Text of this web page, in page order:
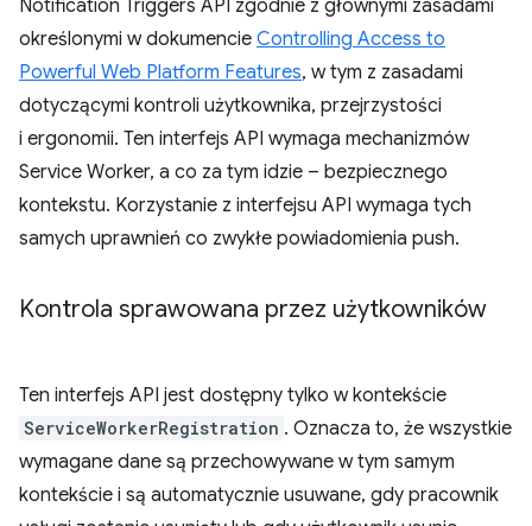
Notification Triggers API zgodnie z głównymi zasadami
określonymi w dokumencie Controlling Access to
Powerful Web Platform Features, w tym z zasadami
dotyczącymi kontroli użytkownika, przejrzystości
i ergonomii. Ten interfejs API wymaga mechanizmów
Service Worker, a co za tym idzie – bezpiecznego
kontekstu. Korzystanie z interfejsu API wymaga tych
samych uprawnień co zwykłe powiadomienia push.
Kontrola sprawowana przez użytkowników
Ten interfejs API jest dostępny tylko w kontekście
ServiceWorkerRegistration . Oznacza to, że wszystkie
wymagane dane są przechowywane w tym samym
kontekście i są automatycznie usuwane, gdy pracownik